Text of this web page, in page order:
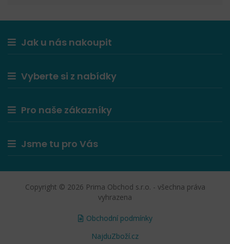
Jak u nás nakoupit
Vyberte si z nabídky
Pro naše zákazníky
Jsme tu pro Vás
Copyright © 2026 Prima Obchod s.r.o. - všechna práva
vyhrazena
Obchodní podmínky
NajduZboží.cz